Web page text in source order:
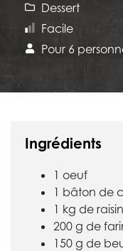
Dessert
Facile
Pour 6
Ingrédients
1 oeuf
1 bâton de
1 kg de
200 g de
150 g de